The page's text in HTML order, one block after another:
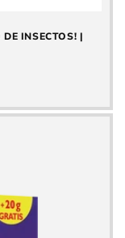
INSECTOS! |